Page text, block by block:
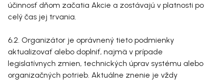
účinnosť dňom začatia Akcie a zostávajú v platnosti po
celý čas jej trvania.
6.2. Organizátor je oprávnený tieto podmienky
aktualizovať alebo doplniť, najmä v prípade
legislatívnych zmien, technických úprav systému alebo
organizačných potrieb. Aktuálne znenie je vždy